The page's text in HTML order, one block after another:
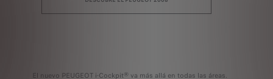
El nuevo PEUGEOT i-Cockpit® va más allá en todas las áreas.